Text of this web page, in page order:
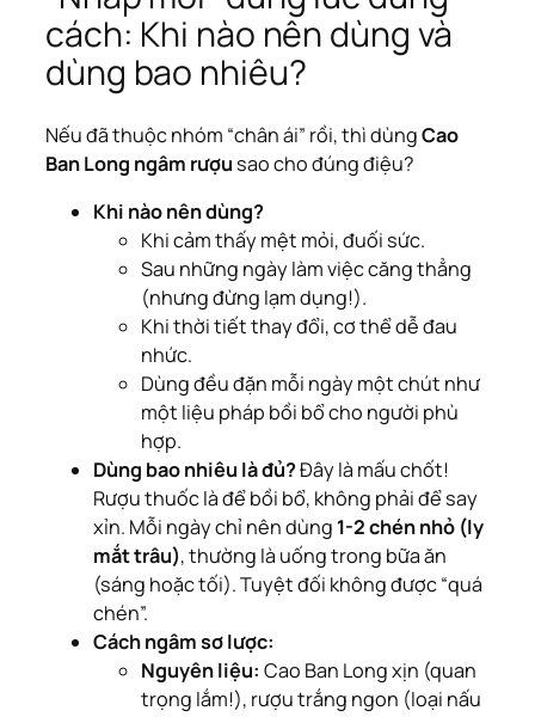
cách: Khi nào nên dùng và
dùng bao nhiêu?
Nếu đã thuộc nhóm “chân ái” rồi, thì dùngCao
Ban Long ngâm rượu sao cho đúng điệu?
Khi nào nên dùng?
Khi cảm thấy mệt mỏi, đuối sức.
Sau những ngày làm việc căng thẳng
(nhưng đừng lạm dụng!).
Khi thời tiết thay đổi, cơ thể dễ đau
nhức.
Dùng đều đặn mỗi ngày một chút như
một liệu pháp bồi bổcho người phù
hợp.
Dùng bao nhiêu là đủ?Đây là mấu chốt!
Rượu thuốc là để bồi bổ, không phải để say
xỉn. Mỗi ngày chỉ nên dùng 1-2 chén nhỏ (ly
mắt trâu), thường là uống trong bữa ăn
(sáng hoặc tối). Tuyệt đối không được “quá
chén”.
Cách ngâm sơ lược:
Nguyên liệu: Cao Ban Long xịn (quan
trọng lắm!), rượu trắng ngon (loại nấu